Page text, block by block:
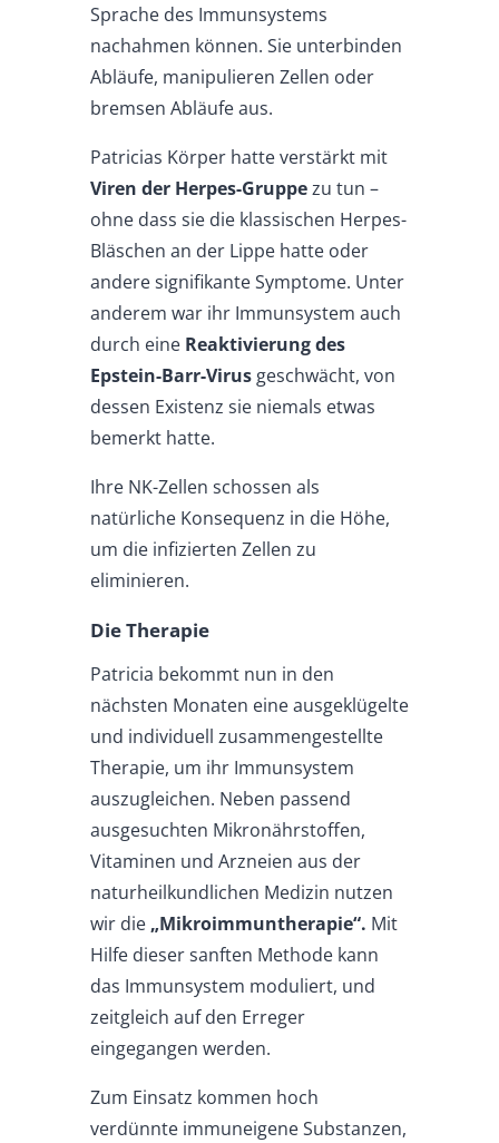
Sprache des Immunsystems
nachahmen können. Sie unterbinden
Abläufe, manipulieren Zellen oder
bremsen Abläufe aus.
Patricias Körper hatte verstärkt mit
Viren der Herpes-Gruppezu tun –
ohne dass sie die klassischen Herpes-
Bläschen an der Lippe hatte oder
andere signifikante Symptome. Unter
anderem war ihr Immunsystem auch
durch eineReaktivierung des
Epstein-Barr-Virus geschwächt, von
dessen Existenz sie niemals etwas
bemerkt hatte.
Ihre NK-Zellen schossen als
natürliche Konsequenz in die Höhe,
um die infizierten Zellen zu
eliminieren.
Die Therapie
Patricia bekommt nun in den
nächsten Monaten eine ausgeklügelte
und individuell zusammengestellte
Therapie, um ihr Immunsystem
auszugleichen. Neben passend
ausgesuchten Mikronährstoffen,
Vitaminen und Arzneien aus der
naturheilkundlichen Medizin nutzen
wir die „Mikroimmuntherapie“. Mit
Hilfe dieser sanften Methode kann
das Immunsystem moduliert, und
zeitgleich auf den Erreger
eingegangen werden.
Zum Einsatz kommen hoch
verdünnte immuneigene Substanzen,